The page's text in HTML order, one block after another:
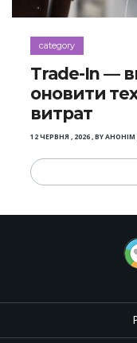
category
Trade-In —
оновити
витрат
12 ЧЕРВНЯ , 2026,BYАНОНІМ